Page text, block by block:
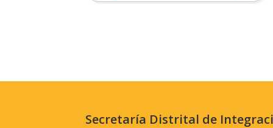
Secretaría Distrital de